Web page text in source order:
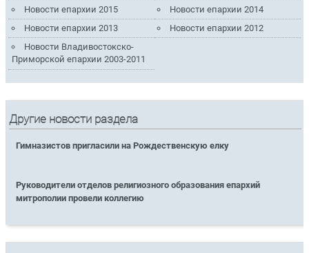
Новости епархии 2015
Новости епархии 2014
Новости епархии 2013
Новости епархии 2012
Новости Владивостокско-
Приморской епархии 2003-2011
Другие новости раздела
Гимназистов пригласили на Рождественскую елку
Руководители отделов религиозного образования епархий
митрополии провели коллегию